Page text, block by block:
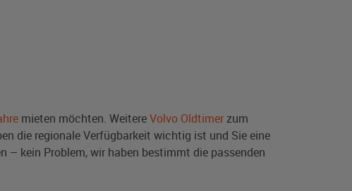
mieten möchten. WeitereVolvo Oldtimer zum
die regionale Verfügbarkeit wichtig ist und Sie eine
– kein Problem, wir haben bestimmt die passenden